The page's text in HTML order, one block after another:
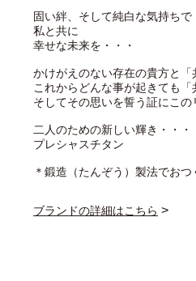
固い絆、そして純白な気持ちで
私と共に
幸せな未来を・・・
かけがえのない存在の貴方と
これからどんな事が起きても
そしてその思いを誓う証にこ
二人のための新しい輝き・・・
プレシャスチタン
＊鍛造（たんぞう）製法でお
ブランドの詳細はこちら >